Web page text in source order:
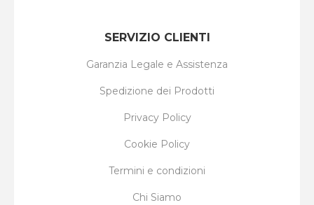
SERVIZIO CLIENTI
Garanzia Legale e Assistenza
Spedizione dei Prodotti
Privacy Policy
Cookie Policy
Termini e condizioni
Chi Siamo